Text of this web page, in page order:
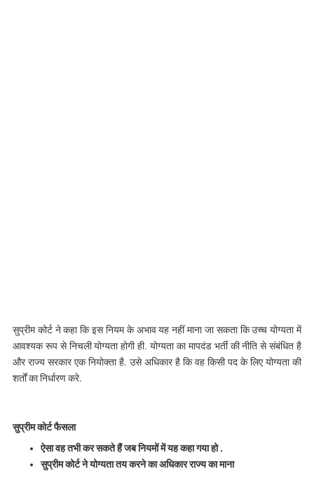
सुप्रीम कोर्ट ने कहा कि इस नियम के अभाव यह नहीं माना जा सकता कि उच्च योग्यता में
आवश्यक रूप से निचली योग्यता होगी ही. योग्यता का मापदंड भर्ती की नीति से संबंधित है
और राज्य सरकार एक नियोक्ता है. उसे अधिकार है कि वह किसी पद के लिए योग्यता की
शर्तों का निर्धारण करे.
सुप्रीम कोर्ट फैसला
ऐसा वह तभी कर सकते हैं जब नियमों में यह कहा गया हो .
सुप्रीम कोर्ट ने योग्यता तय करने का अधिकार राज्य का माना